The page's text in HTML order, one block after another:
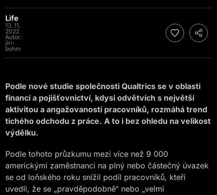
Life
13. 11.
2022
Autor:
jiri-
bohm
Podle nové studie společnosti Qualtrics se v oblasti
financí a pojišťovnictví, kdysi odvětvích s největší
aktivitou a angažovaností pracovníků, rozmáhá trend
tichého odchodu z práce. A to i bez ohledu na velikost
výdělku.
Podle tohoto průzkumu mezi více než 9 000
americkými zaměstnanci na plný nebo částečný úvazek
se od loňského roku snížil podíl pracovníků, kteří
uvedli, že se „pravděpodobně“ nebo „velmi